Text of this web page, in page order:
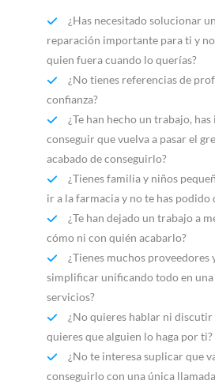
¿Has necesitado solucionar
reparación importante para ti y
quien fuera cuando lo querías?
¿No tienes referencias de
confianza?
¿Te han hecho un trabajo,
conseguir que vuelva a pasar el
acabado de conseguirlo?
¿Tienes familia y niños
ir a la farmacia y no te has podido
¿Te han dejado un trabajo a
cómo ni con quién acabarlo?
¿Tienes muchos proveedores
simplificar unificando todo en una
servicios?
¿No quieres hablar ni discutir
quieres que alguien lo haga por ti?
¿No te interesa suplicar que
conseguirlo con una única